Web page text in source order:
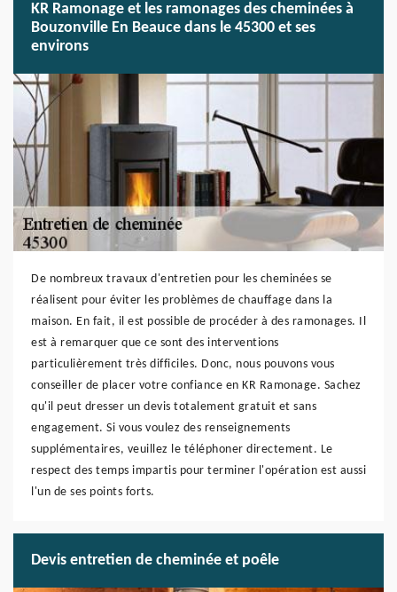
KR Ramonage et les ramonages des cheminées à
Bouzonville En Beauce dans le 45300 et ses
environs
De nombreux travaux d'entretien pour les cheminées se
réalisent pour éviter les problèmes de chauffage dans la
maison. En fait, il est possible de procéder à des ramonages. Il
est à remarquer que ce sont des interventions
particulièrement très difficiles. Donc, nous pouvons vous
conseiller de placer votre confiance en KR Ramonage. Sachez
qu'il peut dresser un devis totalement gratuit et sans
engagement. Si vous voulez des renseignements
supplémentaires, veuillez le téléphoner directement. Le
respect des temps impartis pour terminer l'opération est aussi
l'un de ses points forts.
Devis entretien de cheminée et poêle